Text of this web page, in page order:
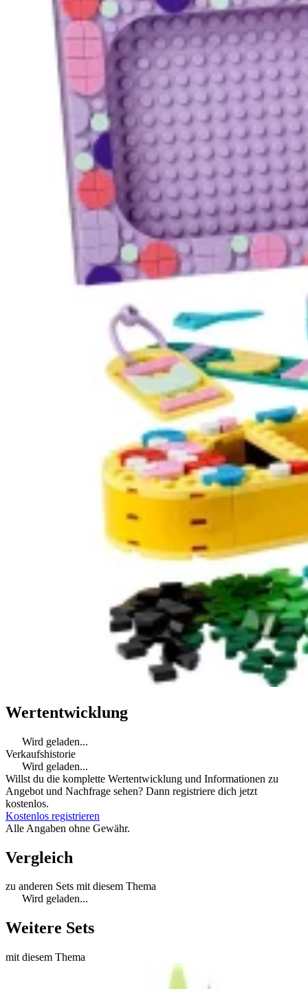
Wertentwicklung
Wird geladen...
Verkaufshistorie
Wird geladen...
Willst du die komplette Wertentwicklung und Informationen zu
Angebot und Nachfrage sehen? Dann registriere dich jetzt
kostenlos.
Kostenlos registrieren
Alle Angaben ohne Gewähr.
Vergleich
zu anderen Sets mit diesem Thema
Wird geladen...
Weitere Sets
mit diesem Thema